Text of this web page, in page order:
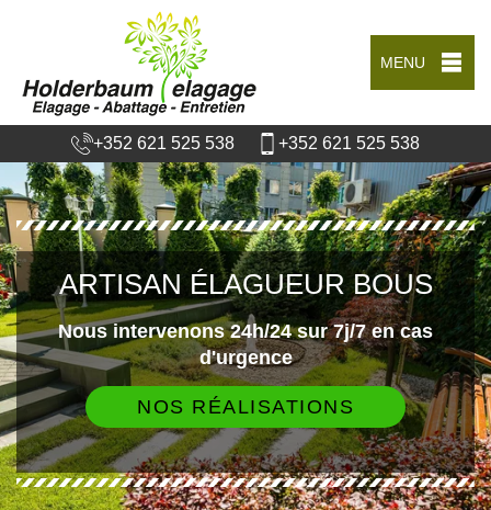
MENU
+352 621 525 538 +352 621 525 538
ARTISAN ÉLAGUEUR BOUS
Nous intervenons 24h/24 sur 7j/7 en cas
d'urgence
NOS RÉALISATIONS